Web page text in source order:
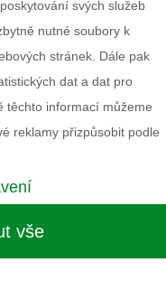
Minimální
Rozměry
Pohlaví
Výrobce
Záruka
svých služeb
nutné soubory k
stránek. Dále pak
dat a dat pro
těchto informací můžeme
reklamy přizpůsobit podle
vše